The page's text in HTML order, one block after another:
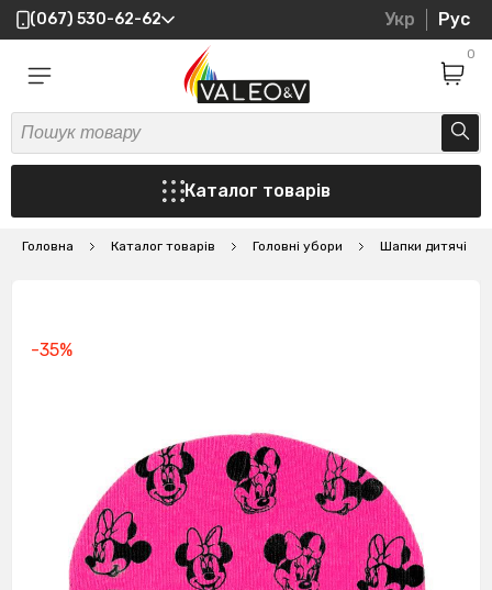
(067) 530-62-62 Укр Рус
0
Каталог товарів
Головна Каталог товарів Головні убори Шапки дитячі
-35%